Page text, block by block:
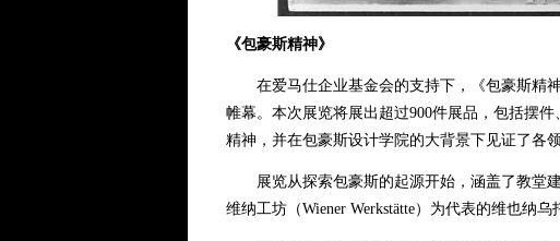
《包豪斯精神》
在爱马仕企业基金会的支持下，《包豪斯精神
帷幕。本次展览将展出超过900件展品，包括摆
精神，并在包豪斯设计学院的大背景下见证了各
展览从探索包豪斯的起源开始，涵盖了教堂建
维纳工坊（Wiener Werkstätte）为代表的维也纳乌